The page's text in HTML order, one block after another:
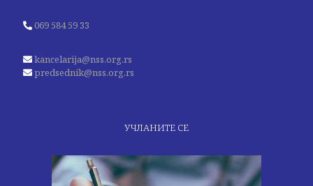
069 584 59 33
kancelarija@nss.org.rs
predsednik@nss.org.rs
УЧЛАНИТЕ СЕ